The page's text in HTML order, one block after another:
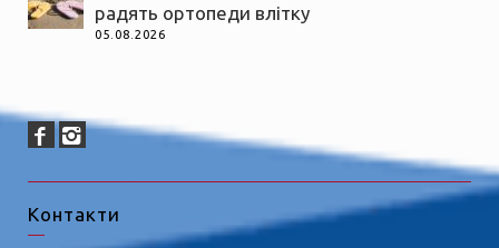
радять ортопеди влітку
05.08.2026
Контакти